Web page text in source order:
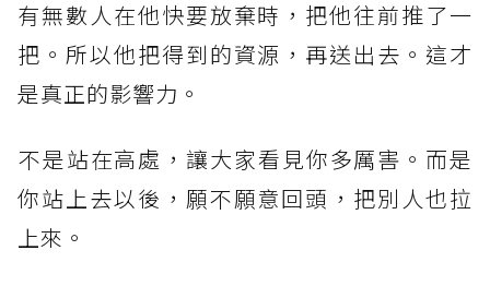
有無數人在他快要放棄時，把他往前推了一
把。所以他把得到的資源，再送出去。這才
是真正的影響力。
​不是站在高處，讓大家看見你多厲害。而是
你站上去以後，願不願意回頭，把別人也拉
上來。